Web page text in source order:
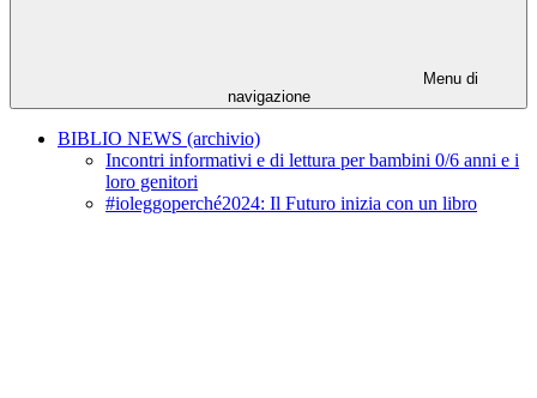
Menu di
navigazione
BIBLIO NEWS (archivio)
Incontri informativi e di lettura per bambini 0/6 anni e i
loro genitori
#ioleggoperché2024: Il Futuro inizia con un libro